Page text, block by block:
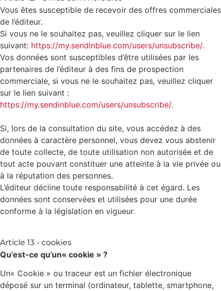
Vous êtes susceptible de recevoir des offres commerciales
de l’éditeur.
Si vous ne le souhaitez pas, veuillez cliquer sur le lien
suivant: https://my.sendinblue.com/users/unsubscribe/.
Vos données sont susceptibles d’être utilisées par les
partenaires de l’éditeur à des fins de prospection
commerciale, si vous ne le souhaitez pas, veuillez cliquer
sur le lien suivant :
https://my.sendinblue.com/users/unsubscribe/.
Si, lors de la consultation du site, vous accédez à des
données à caractère personnel, vous devez vous abstenir
de toute collecte, de toute utilisation non autorisée et de
tout acte pouvant constituer une atteinte à la vie privée ou
à la réputation des personnes.
L’éditeur décline toute responsabilité à cet égard. Les
données sont conservées et utilisées pour une durée
conforme à la législation en vigueur.
Article 13 - cookies
Qu’est-ce qu’un« cookie » ?
Un« Cookie » ou traceur est un fichier électronique
déposé sur un terminal (ordinateur, tablette, smartphone,